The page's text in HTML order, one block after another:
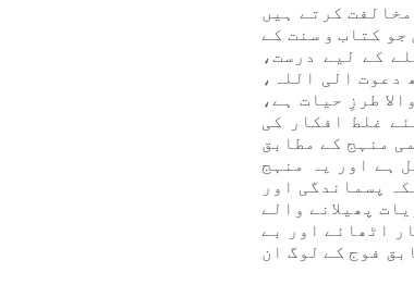
کرتے ہیں
کتاب و سنت کے
کے لیے درست،
دعوت الی اللہ،
طرزِ حیات ہے،
غلط افکار کی
منہج کے مطابق
ہے اور یہ منہج
پسماندگی اور
پھیلانے والے
اٹھائے اور بے
فوج کے لوگ ان